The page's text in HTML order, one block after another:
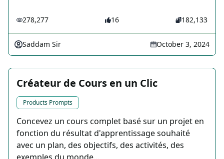
278,277 16 182,133
Saddam Sir October 3, 2024
Créateur de Cours en un Clic
Products Prompts
Concevez un cours complet basé sur un projet en
fonction du résultat d'apprentissage souhaité
avec un plan, des objectifs, des activités, des